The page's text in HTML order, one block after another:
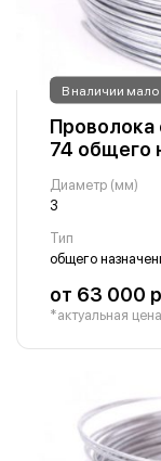
В наличии мало
Проволока
74 общего
Диаметр (мм)
3
Тип
общего
от 63 000
*актуальная